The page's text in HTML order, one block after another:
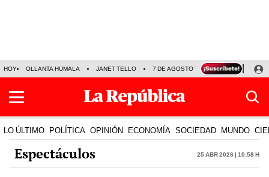
HOY OLLANTA HUMALA JANET TELLO 7 DE AGOSTO TINKA RESULTADOS
LO ÚLTIMO POLÍTICA OPINIÓN ECONOMÍA SOCIEDAD MUNDO
Espectáculos 25 Abr 2026 | 10:58 h